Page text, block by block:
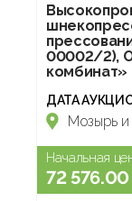
00002/2),
комбинат»
ДАТА
Мозырь и
Начальная
72 576.00